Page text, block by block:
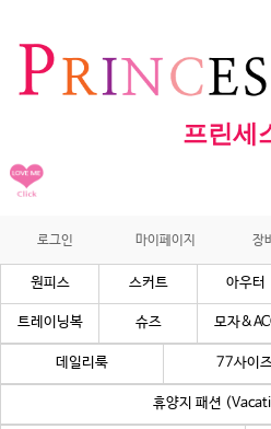
프린세
로그인 마이페이지 장
원피스 스커트 아우터
트레이닝복 슈즈 모자
데일리룩 77사이
휴양지 패션